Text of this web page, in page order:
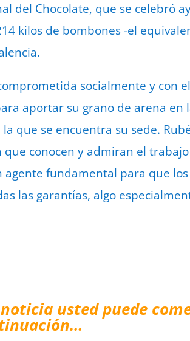
del Chocolate, que se celebró
kilos de bombones -el
socialmente y con
aportar su grano de arena en
que se encuentra su sede.
conocen y admiran el
agente fundamental para que
las garantías, algo
usted puede